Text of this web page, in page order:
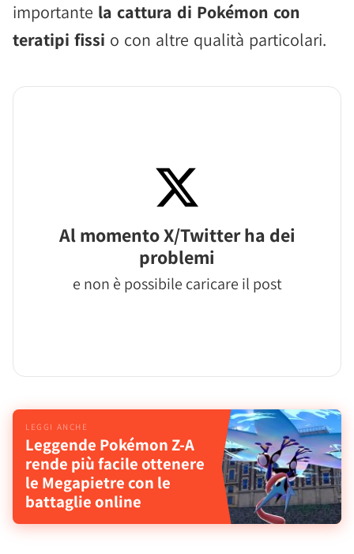
importante la cattura di Pokémon con
teratipi fissi o con altre qualità particolari.
Al momento X/Twitter ha dei
problemi
e non è possibile caricare il post
Leggende Pokémon Z-A
rende più facile ottenere
le Megapietre con le
battaglie online